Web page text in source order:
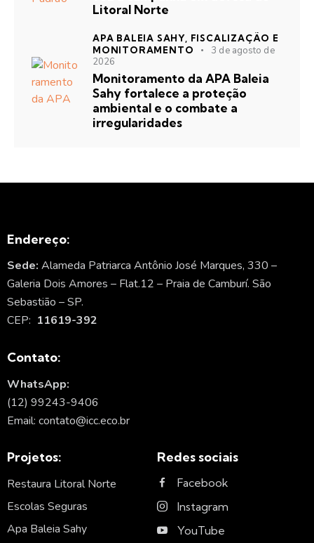
Litoral Norte
APA BALEIA SAHY, FISCALIZAÇÃO E
MONITORAMENTO
3 de agosto de
2026
Monitoramento da APA Baleia
Sahy fortalece a proteção
ambiental e o combate a
irregularidades
Endereço:
Sede: Alameda Patriarca Antônio José Marques, 330 –
Galeria Dois Amores – Flat.12 – Praia de Camburí. São
Sebastião – SP.
CEP: 11619-392
Contato:
WhatsApp:
(12) 99243-9406
Email: contato@icc.eco.br
Projetos:
Restaura Litoral Norte
Escolas Seguras
Apa Baleia Sahy
Redes sociais
Facebook
Instagram
YouTube